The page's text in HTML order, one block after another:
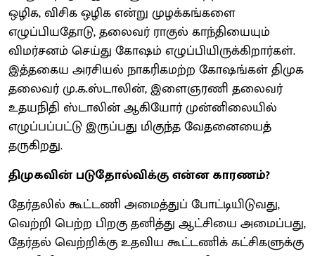
ஒழிக, விசிக ஒழிக என்று முழக்கங்களை
எழுப்பியதோடு, தலைவர் ராகுல் காந்தியையும்
விமர்சனம் செய்து கோஷம் எழுப்பியிருக்கிறார்கள்.
இத்தகைய அரசியல் நாகரிகமற்ற கோஷங்கள் திமுக
தலைவர் மு.க.ஸ்டாலின், இளைஞரணி தலைவர்
உதயநிதி ஸ்டாலின் ஆகியோர் முன்னிலையில்
எழுப்பப்பட்டு இருப்பது மிகுந்த வேதனையைத்
தருகிறது.
திமுகவின் படுதோல்விக்கு என்ன காரணம்?
தேர்தலில் கூட்டணி அமைத்துப் போட்டியிடுவது,
வெற்றி பெற்ற பிறகு தனித்து ஆட்சியை அமைப்பது,
தேர்தல் வெற்றிக்கு உதவிய கூட்டணிக் கட்சிகளுக்கு